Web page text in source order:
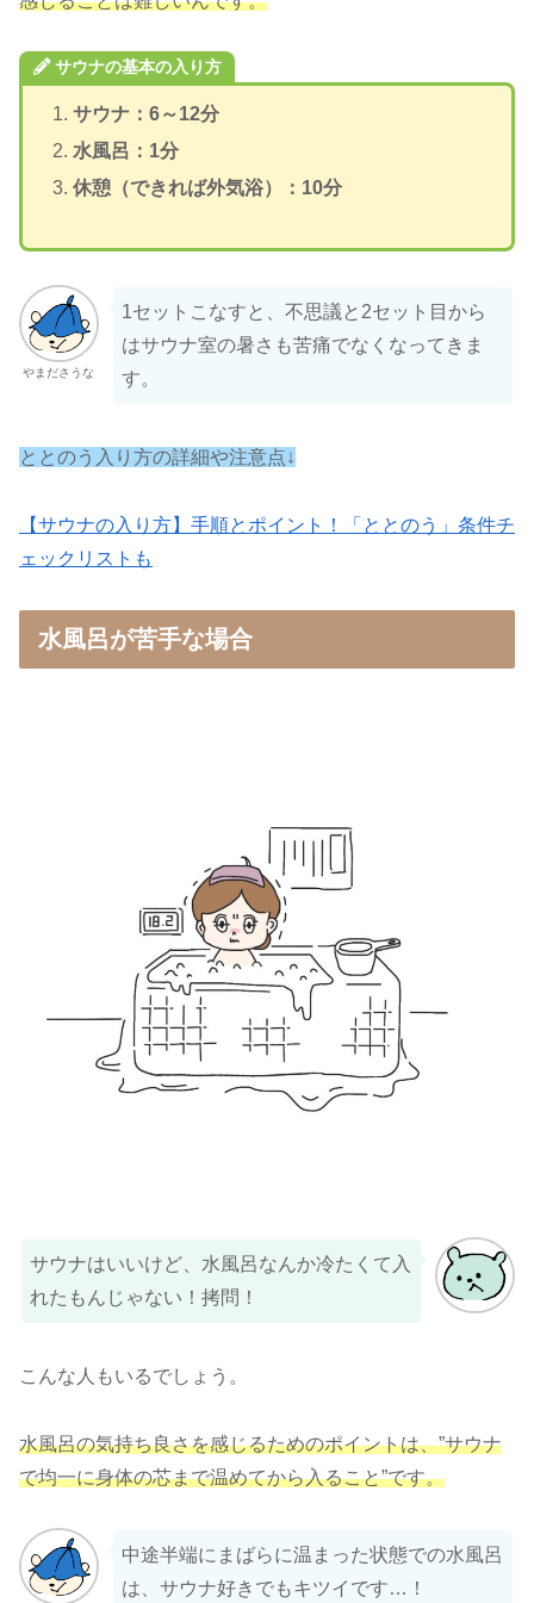
サウナの基本の入り方
サウナ：6～12分
水風呂：1分
休憩（できれば外気浴）：10分
やまださうな
1セットこなすと、不思議と2セット目から
はサウナ室の暑さも苦痛でなくなってきま
す。
ととのう入り方の詳細や注意点↓
【サウナの入り方】手順とポイント！「ととのう」条件チ
ェックリストも
水風呂が苦手な場合
サウナはいいけど、水風呂なんか冷たくて入
れたもんじゃない！拷問！
こんな人もいるでしょう。
水風呂の気持ち良さを感じるためのポイントは、”サウナ
で均一に身体の芯まで温めてから入ること”です。
中途半端にまばらに温まった状態での水風呂
は、サウナ好きでもキツイです…！